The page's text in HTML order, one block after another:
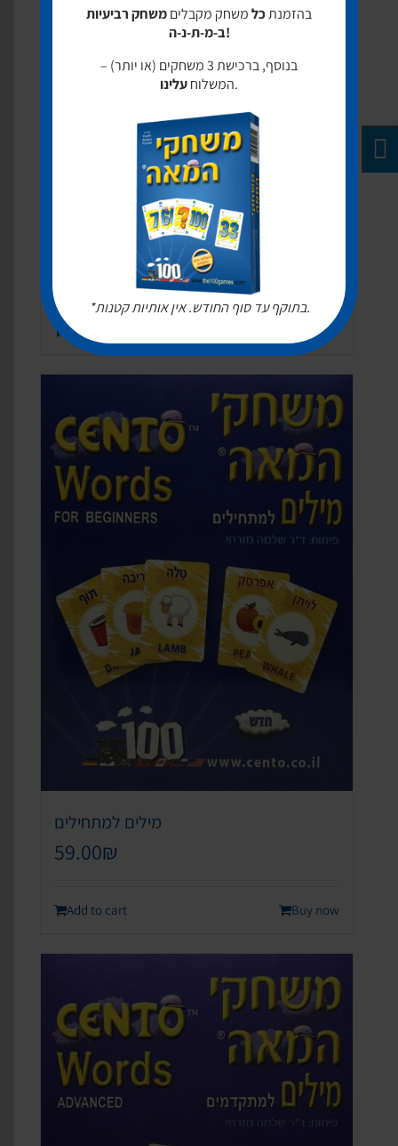
Add to cart Buy now
מילים למתחילים
59.00₪
Add to cart Buy now
בהזמנתכלמשחק מקבליםמשחק רביעיות
ב-מ-ת-נ-ה!
בנוסף, ברכישת 3 משחקים (או יותר) –
המשלוחעלינו .
*בתוקף עד סוף החודש. אין אותיות קטנות.